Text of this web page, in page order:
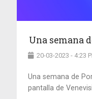
Una semana
20-03-2023 - 4:23
Una semana de
pantalla de